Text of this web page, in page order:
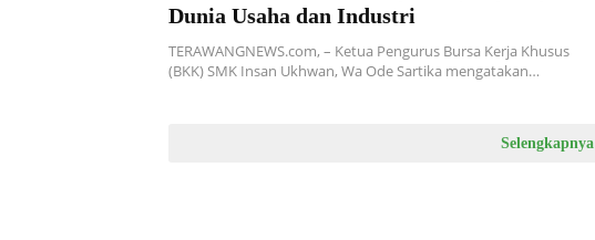
Dunia Usaha dan Industri
TERAWANGNEWS.com, – Ketua Pengurus Bursa Kerja Khusus
(BKK) SMK Insan Ukhwan, Wa Ode Sartika mengatakan…
Selengkapnya